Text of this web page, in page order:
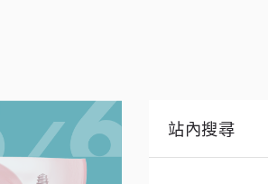
站內搜尋